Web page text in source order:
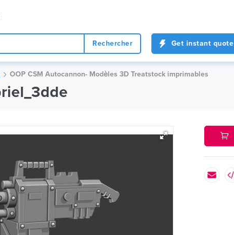
Rechercher Get instant quote
OOP CSM Autocannon- Modèles 3D Treatstock imprimables